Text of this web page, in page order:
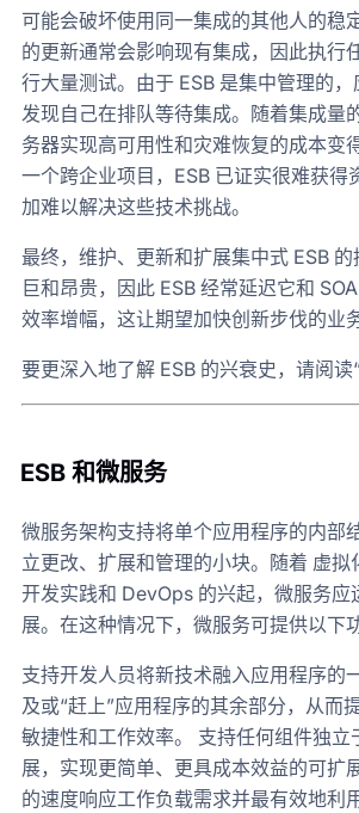
可能会破坏使用同一集成的其他人的稳
的更新通常会影响现有集成，因此执行
行大量测试。由于 ESB 是集中管理的
发现自己在排队等待集成。随着集成量
务器实现高可用性和灾难恢复的成本变
一个跨企业项目，ESB 已证实很难获得
加难以解决这些技术挑战。
最终，维护、更新和扩展集中式 ESB
巨和昂贵，因此 ESB 经常延迟它和
效率增幅，这让期望加快创新步伐的业
要更深入地了解 ESB 的兴衰史，请阅读
ESB 和微服务
微服务架构支持将单个应用程序的内部
立更改、扩展和管理的小块。随着 虚拟
开发实践和 DevOps 的兴起，微服务应
展。在这种情况下，微服务可提供以下功
支持开发人员将新技术融入应用程序的
及或“赶上”应用程序的其余部分，从而
敏捷性和工作效率。 支持任何组件独立
展，实现更简单、更具成本效益的可扩
的速度响应工作负载需求并最有效地利